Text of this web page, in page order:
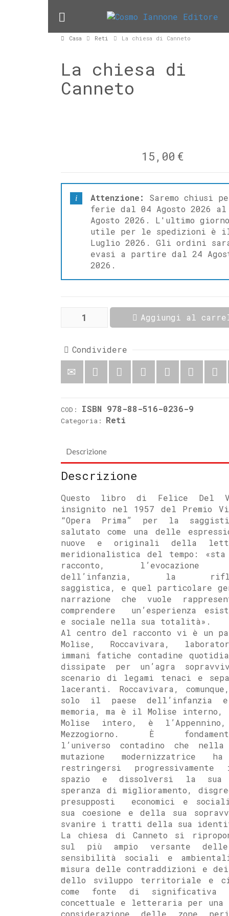
Casa Reti La chiesa di Canneto
La chiesa di
Canneto
15,00 €
Attenzione:
Saremo chiusi
ferie dal 04 Agosto 2026 al
Agosto 2026. L'ultimo
utile per le spedizioni è
Luglio 2026. Gli ordini
evasi a partire dal 24
2026.
chiesa
Aggiungi al
Condividere
COD: ISBN 978-88-516-0236-9
Categoria: Reti
Descrizione
Descrizione
Questo libro di Felice Del
insignito nel 1957 del Premio
“Opera Prima” per la
salutato come una delle
nuove e originali della
meridionalistica del tempo:
racconto,
dell’infanzia, la
saggistica, e quel particolare
narrazione che vuole
comprendere un’esperienza
e sociale nella sua totalità».
Al centro del racconto vi è un
Molise, Roccavivara,
immani fatiche contadine
dissipate per un’agra
scenario di legami tenaci e
laceranti. Roccavivara,
solo il paese dell’infanzia
memoria, ma è il Molise
Molise intero, è
Mezzogiorno. È
l’universo contadino che nella
mutazione modernizzatrice
restringersi
spazio e dissolversi la sua
speranza di miglioramento,
presupposti economici e
sua coesione e della sua
svanire i tratti della sua
La chiesa di Canneto si
sul più ampio versante delle
sensibilità sociali e
misura delle contraddizioni e
dello sviluppo territoriale e
come fonte di significativa
concettuale e letteraria per una
considerazione delle zone